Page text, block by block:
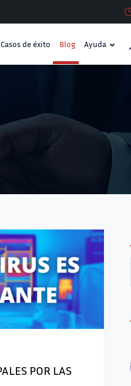
Casos de éxito Blog Ayuda
POR LAS